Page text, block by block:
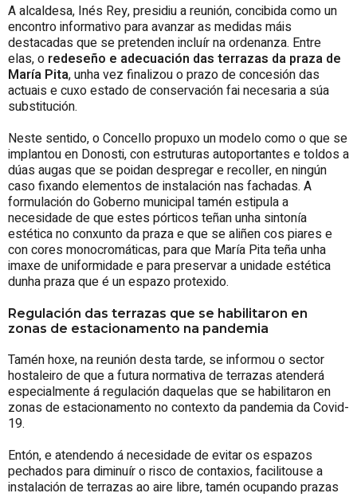
A alcaldesa, Inés Rey, presidiu a reunión, concibida como un
encontro informativo para avanzar as medidas máis
destacadas que se pretenden incluír na ordenanza. Entre
elas, o redeseño e adecuación das terrazas da praza de
María Pita, unha vez finalizou o prazo de concesión das
actuais e cuxo estado de conservación fai necesaria a súa
substitución.
Neste sentido, o Concello propuxo un modelo como o que se
implantou en Donosti, con estruturas autoportantes e toldos a
dúas augas que se poidan despregar e recoller, en ningún
caso fixando elementos de instalación nas fachadas. A
formulación do Goberno municipal tamén estipula a
necesidade de que estes pórticos teñan unha sintonía
estética no conxunto da praza e que se aliñen cos piares e
con cores monocromáticas, para que María Pita teña unha
imaxe de uniformidade e para preservar a unidade estética
dunha praza que é un espazo protexido.
Regulación das terrazas que se habilitaron en
zonas de estacionamento na pandemia
Tamén hoxe, na reunión desta tarde, se informou o sector
hostaleiro de que a futura normativa de terrazas atenderá
especialmente á regulación daquelas que se habilitaron en
zonas de estacionamento no contexto da pandemia da Covid-
19.
Entón, e atendendo á necesidade de evitar os espazos
pechados para diminuír o risco de contaxios, facilitouse a
instalación de terrazas ao aire libre, tamén ocupando prazas